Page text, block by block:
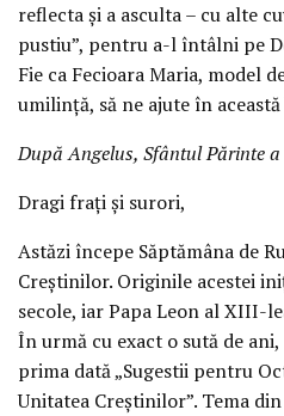
reflecta și a asculta – cu alte
pustiu”, pentru a-l întâlni pe
Fie ca Fecioara Maria, model
umilință, să ne ajute în
După Angelus, Sfântul Părinte
Dragi frați și surori,
Astăzi începe Săptămâna de
Creștinilor. Originile acestei
secole, iar Papa Leon al XIII-
În urmă cu exact o sută de
prima dată „Sugestii pentru
Unitatea Creștinilor”. Tema